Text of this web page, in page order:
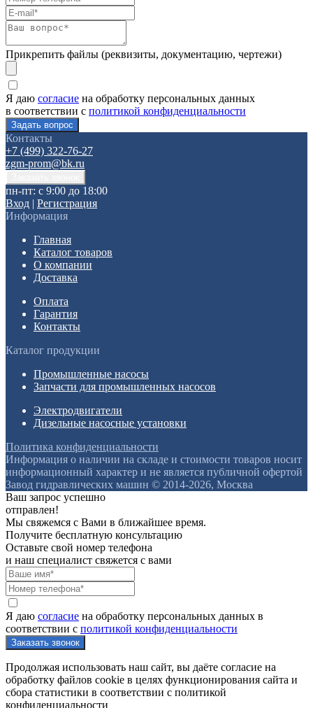
Прикрепить файлы (реквизиты, документацию, чертежи)
Я даю согласие на обработку персональных данных
в соответствии с политикой конфиденциальности
Контакты
+7 (499) 322-76-27
zgm-prom@bk.ru
пн-пт: с 9:00 до 18:00
Вход | Регистрация
Информация
Главная
Каталог товаров
О компании
Доставка
Оплата
Гарантия
Контакты
Каталог продукции
Промышленные насосы
Запчасти для промышленных насосов
Электродвигатели
Дизельные насосные установки
Политика конфиденциальности
Информация о наличии на складе и стоимости товаров носит
информационный характер и не является публичной офертой
Завод гидравлических машин © 2014-2026, Москва
Ваш запрос успешно
отправлен!
Мы свяжемся с Вами в ближайшее время.
Получите бесплатную консультацию
Оставьте свой номер телефона
и наш специалист свяжется с вами
Я даю согласие на обработку персональных данных в
соответствии с политикой конфиденциальности
Продолжая использовать наш сайт, вы даёте согласие на
обработку файлов cookie в целях функционирования сайта и
сбора статистики в соответствии с политикой
конфиденциальности